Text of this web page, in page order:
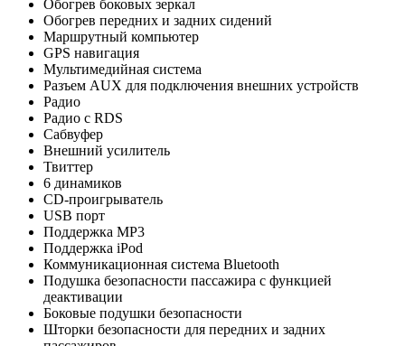
Обогрев боковых зеркал
Обогрев передних и задних сидений
Маршрутный компьютер
GPS навигация
Мультимедийная система
Разъем AUX для подключения внешних устройств
Радио
Радио с RDS
Сабвуфер
Внешний усилитель
Твиттер
6 динамиков
CD-проигрыватель
USB порт
Поддержка MP3
Поддержка iPod
Коммуникационная система Bluetooth
Подушка безопасности пассажира с функцией
деактивации
Боковые подушки безопасности
Шторки безопасности для передних и задних